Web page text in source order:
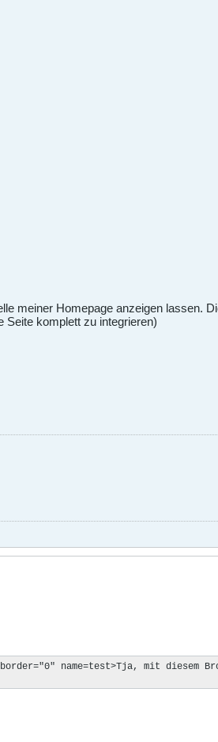
meiner Homepage anzeigen lassen.
Seite komplett zu integrieren)
name=test>Tja, mit diesem